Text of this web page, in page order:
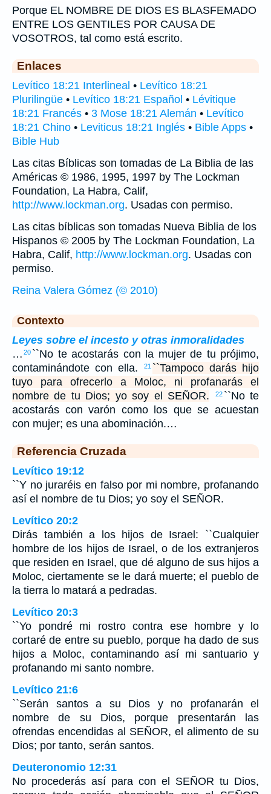
Porque EL NOMBRE DE DIOS ES BLASFEMADO
ENTRE LOS GENTILES POR CAUSA DE
VOSOTROS, tal como está escrito.
Enlaces
Levítico 18:21 Interlineal • Levítico 18:21
Plurilingüe • Levítico 18:21 Español • Lévitique
18:21 Francés • 3 Mose 18:21 Alemán • Levítico
18:21 Chino • Leviticus 18:21 Inglés • Bible Apps •
Bible Hub
Las citas Bíblicas son tomadas de La Biblia de las
Américas © 1986, 1995, 1997 by The Lockman
Foundation, La Habra, Calif,
http://www.lockman.org. Usadas con permiso.
Las citas bíblicas son tomadas Nueva Biblia de los
Hispanos © 2005 by The Lockman Foundation, La
Habra, Calif, http://www.lockman.org. Usadas con
permiso.
Reina Valera Gómez (© 2010)
Contexto
Leyes sobre el incesto y otras inmoralidades
… 20 ``No te acostarás con la mujer de tu prójimo,
contaminándote con ella.
21 ``Tampoco darás hijo
tuyo para ofrecerlo a Moloc, ni profanarás el
nombre de tu Dios; yo soy el SEÑOR.
22 ``No te
acostarás con varón como los que se acuestan
con mujer; es una abominación.…
Referencia Cruzada
Levítico 19:12
``Y no juraréis en falso por mi nombre, profanando
así el nombre de tu Dios; yo soy el SEÑOR.
Levítico 20:2
Dirás también a los hijos de Israel: ``Cualquier
hombre de los hijos de Israel, o de los extranjeros
que residen en Israel, que dé alguno de sus hijos a
Moloc, ciertamente se le dará muerte; el pueblo de
la tierra lo matará a pedradas.
Levítico 20:3
``Yo pondré mi rostro contra ese hombre y lo
cortaré de entre su pueblo, porque ha dado de sus
hijos a Moloc, contaminando así mi santuario y
profanando mi santo nombre.
Levítico 21:6
``Serán santos a su Dios y no profanarán el
nombre de su Dios, porque presentarán las
ofrendas encendidas al SEÑOR, el alimento de su
Dios; por tanto, serán santos.
Deuteronomio 12:31
No procederás así para con el SEÑOR tu Dios,